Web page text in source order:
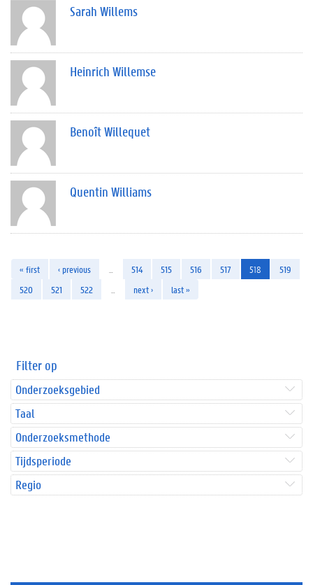
Sarah Willems
Heinrich Willemse
Benoît Willequet
Quentin Williams
« first ‹ previous 514 515 516 517 518
519
520
521 522 next › last »
Filter op
Onderzoeksgebied
Taal
Onderzoeksmethode
Tijdsperiode
Regio